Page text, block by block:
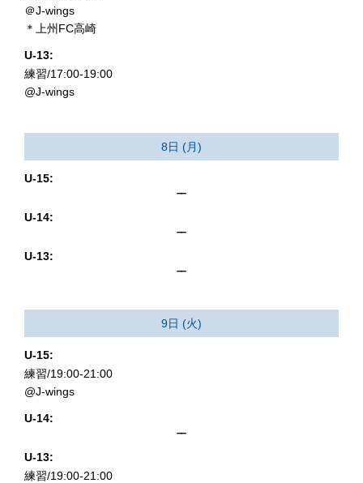
＠J-wings
＊上州FC高崎
U-13:
練習/17:00-19:00
@J-wings
8日 (月)
U-15:
ー
U-14:
ー
U-13:
ー
9日 (火)
U-15:
練習/19:00-21:00
@J-wings
U-14:
ー
U-13:
練習/19:00-21:00